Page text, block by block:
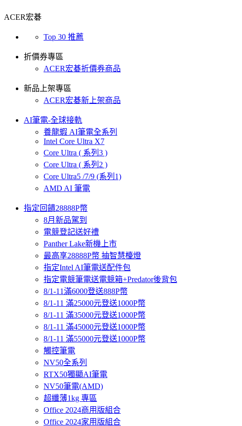
ACER宏碁
Top 30 推薦
折價券專區
ACER宏碁折價券商品
新品上架專區
ACER宏碁新上架商品
AI筆電-全球接軌
養龍蝦 AI筆電全系列
Intel Core Ultra X7
Core Ultra ( 系列3 )
Core Ultra ( 系列2 )
Core Ultra5 /7/9 (系列1)
AMD AI 筆電
指定回饋28888P幣
8月新品駕到
電競登記送好禮
Panther Lake新機上市
最高享28888P幣 抽智慧檯燈
指定Intel AI筆電送配件包
指定電競筆電送電競箱+Predator後背包
8/1-11滿6000登送888P幣
8/1-11 滿25000元登送1000P幣
8/1-11 滿35000元登送1000P幣
8/1-11 滿45000元登送1000P幣
8/1-11 滿55000元登送1000P幣
觸控筆電
NV50全系列
RTX50獨顯AI筆電
NV50筆電(AMD)
超纖薄1kg 專區
Office 2024商用版組合
Office 2024家用版組合